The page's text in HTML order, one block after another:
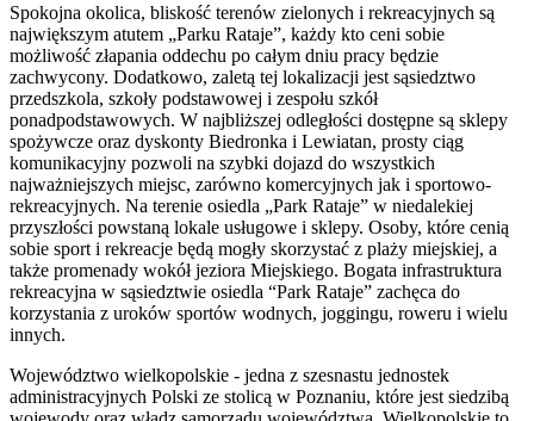
Spokojna okolica, bliskość terenów zielonych i rekreacyjnych są
największym atutem „Parku Rataje”, każdy kto ceni sobie
możliwość złapania oddechu po całym dniu pracy będzie
zachwycony. Dodatkowo, zaletą tej lokalizacji jest sąsiedztwo
przedszkola, szkoły podstawowej i zespołu szkół
ponadpodstawowych. W najbliższej odległości dostępne są sklepy
spożywcze oraz dyskonty Biedronka i Lewiatan, prosty ciąg
komunikacyjny pozwoli na szybki dojazd do wszystkich
najważniejszych miejsc, zarówno komercyjnych jak i sportowo-
rekreacyjnych. Na terenie osiedla „Park Rataje” w niedalekiej
przyszłości powstaną lokale usługowe i sklepy. Osoby, które cenią
sobie sport i rekreacje będą mogły skorzystać z plaży miejskiej, a
także promenady wokół jeziora Miejskiego. Bogata infrastruktura
rekreacyjna w sąsiedztwie osiedla “Park Rataje” zachęca do
korzystania z uroków sportów wodnych, joggingu, roweru i wielu
innych.
Województwo wielkopolskie - jedna z szesnastu jednostek
administracyjnych Polski ze stolicą w Poznaniu, które jest siedzibą